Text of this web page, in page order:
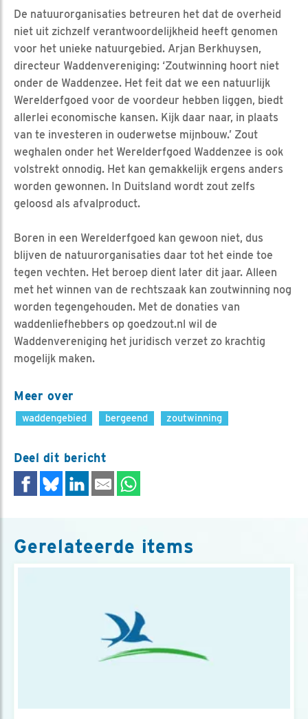
De natuurorganisaties betreuren het dat de overheid
niet uit zichzelf verantwoordelijkheid heeft genomen
voor het unieke natuurgebied. Arjan Berkhuysen,
directeur Waddenvereniging: ‘Zoutwinning hoort niet
onder de Waddenzee. Het feit dat we een natuurlijk
Werelderfgoed voor de voordeur hebben liggen, biedt
allerlei economische kansen. Kijk daar naar, in plaats
van te investeren in ouderwetse mijnbouw.’ Zout
weghalen onder het Werelderfgoed Waddenzee is ook
volstrekt onnodig. Het kan gemakkelijk ergens anders
worden gewonnen. In Duitsland wordt zout zelfs
geloosd als afvalproduct.
Boren in een Werelderfgoed kan gewoon niet, dus
blijven de natuurorganisaties daar tot het einde toe
tegen vechten. Het beroep dient later dit jaar. Alleen
met het winnen van de rechtszaak kan zoutwinning nog
worden tegengehouden. Met de donaties van
waddenliefhebbers op goedzout.nl wil de
Waddenvereniging het juridisch verzet zo krachtig
mogelijk maken.
Meer over
waddengebied bergeend zoutwinning
Deel dit bericht
Gerelateerde items